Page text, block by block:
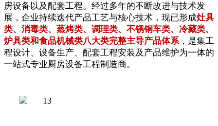
房设备以及配套工程。经过多年的不断改进与技术发
展，企业持续迭代产品工艺与核心技术，现已形成灶具
类、消毒类、蒸烤类、调理类、不锈钢车类、冷藏类、
炉具类和食品机械类八大类完整主导产品体系 ，是集工
程设计、设备生产、配套工程安装及产品维护为一体的
一站式专业厨房设备工程制造商。